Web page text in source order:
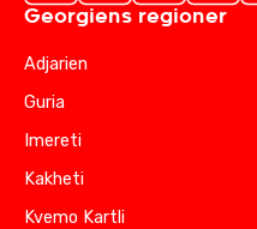
Georgiens regioner
Adjarien
Guria
Imereti
Kakheti
Kvemo Kartli